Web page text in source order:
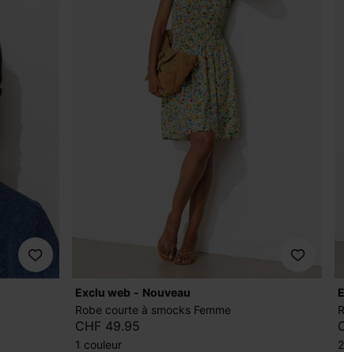
exclu web
nouveau
Robe courte à smocks Femme
CHF 49.95
1 couleur